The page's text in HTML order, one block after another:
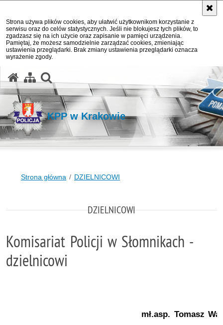
Strona używa plików cookies, aby ułatwić użytkownikom korzystanie z
serwisu oraz do celów statystycznych. Jeśli nie blokujesz tych plików, to
zgadzasz się na ich użycie oraz zapisanie w pamięci urządzenia.
Pamiętaj, że możesz samodzielnie zarządzać cookies, zmieniając
ustawienia przeglądarki. Brak zmiany ustawienia przeglądarki oznacza
wyrażenie zgody.
KPP w Krakowie
Strona główna DZIELNICOWI
DZIELNICOWI
Komisariat Policji w Słomnikach -
dzielnicowi
mł.asp. Tomasz